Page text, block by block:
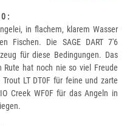
:
in flachem, klarem Wasser
Fischen. Die SAGE DART 7'6
für diese Bedingungen. Das
hat noch nie so viel Freude
LT DT0F für feine und zarte
Creek WF0F für das Angeln in